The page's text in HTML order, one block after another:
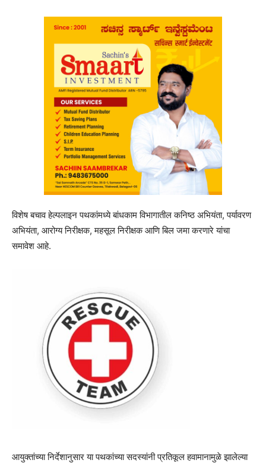
विशेष बचाव हेल्पलाइन पथकांमध्ये बांधकाम विभागातील कनिष्ठ अभियंता, पर्यावरण
अभियंता, आरोग्य निरीक्षक, महसूल निरीक्षक आणि बिल जमा करणारे यांचा
समावेश आहे.
आयुक्तांच्या निर्देशानुसार या पथकांच्या सदस्यांनी प्रतिकूल हवामानामुळे झालेल्या